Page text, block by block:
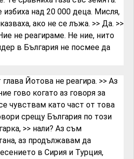
избиха над 20 000 деца. Мисля,
ако не се лъжа. >> Да. >>
не реагираме. Не ние, нито
в България не посмее да
Йотова не реагира. >> Аз
гово когато аз говоря за
чувствам като част от това
срещу България по този
>> нали? Аз съм
аз продължавам да
в Сирия и Турция,